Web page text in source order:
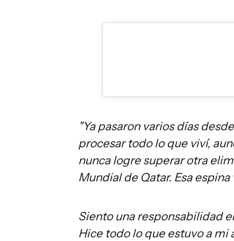
"Ya pasaron varios días
procesar todo lo que viví,
nunca logre superar otra
Mundial de Qatar. Esa
Siento una responsabilidad
Hice todo lo que estuvo a